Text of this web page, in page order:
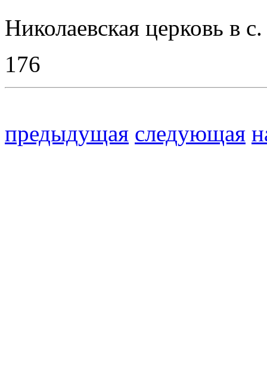
Николаевская церковь в
176
предыдущая следующая